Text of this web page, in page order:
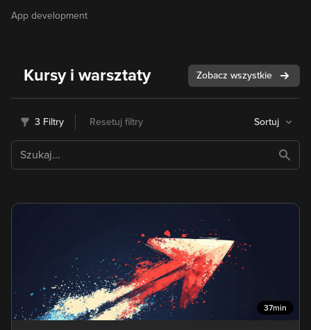
App development
Kursy i warsztaty Zobacz wszystkie
3 Filtry Sortuj
Resetuj filtry
37min